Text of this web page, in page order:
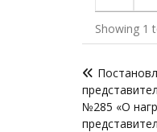
Showing 1
по
№285 «О